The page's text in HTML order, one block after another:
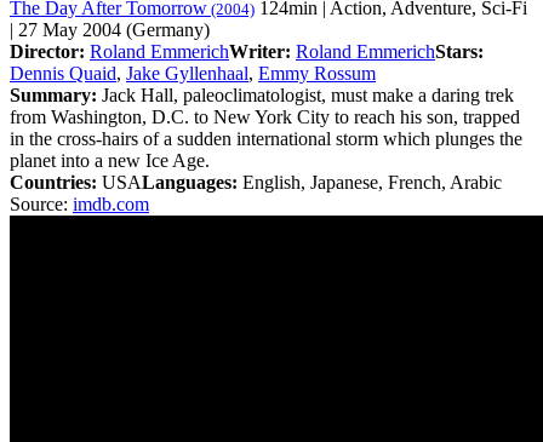
The Day After Tomorrow (2004) 124min | Action, Adventure, Sci-Fi
| 27 May 2004 (Germany)
Director: Roland EmmerichWriter: Roland EmmerichStars:
Dennis Quaid, Jake Gyllenhaal, Emmy Rossum
Summary: Jack Hall, paleoclimatologist, must make a daring trek
from Washington, D.C. to New York City to reach his son, trapped
in the cross-hairs of a sudden international storm which plunges the
planet into a new Ice Age.
Countries: USALanguages: English, Japanese, French, Arabic
Source: imdb.com